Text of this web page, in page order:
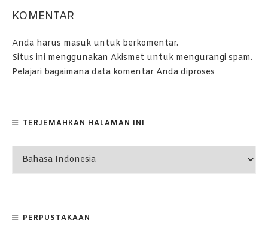
KOMENTAR
Anda harus masuk untuk berkomentar.
Situs ini menggunakan Akismet untuk mengurangi spam.
Pelajari bagaimana data komentar Anda diproses
TERJEMAHKAN HALAMAN INI
PERPUSTAKAAN